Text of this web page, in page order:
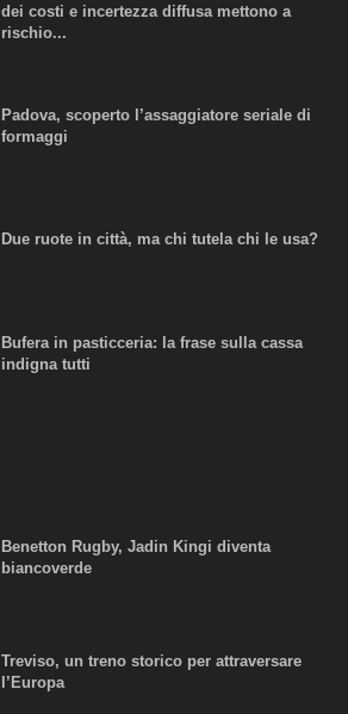
dei costi e incertezza diffusa mettono a
rischio...
Padova, scoperto l’assaggiatore seriale di
formaggi
Due ruote in città, ma chi tutela chi le usa?
Bufera in pasticceria: la frase sulla cassa
indigna tutti
Benetton Rugby, Jadin Kingi diventa
biancoverde
Treviso, un treno storico per attraversare
l’Europa